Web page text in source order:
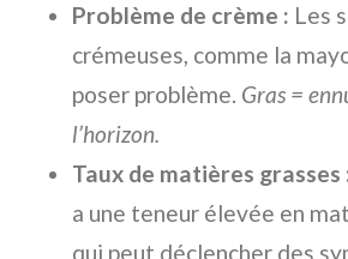
Problème de crème : Les
crémeuses, comme la
poser problème. Gras =
l’horizon.
Taux de matières grasses
a une teneur élevée en
qui peut déclencher des